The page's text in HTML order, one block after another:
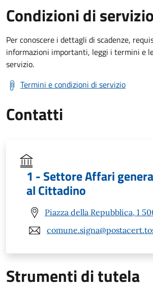
Condizioni di servizio
Per conoscere i dettagli di scadenze,
informazioni importanti, leggi i termini e
servizio.
Termini e condizioni di servizio
Contatti
1 - Settore Affari
al Cittadino
Piazza della Repubblica, 1
Strumenti di tutela